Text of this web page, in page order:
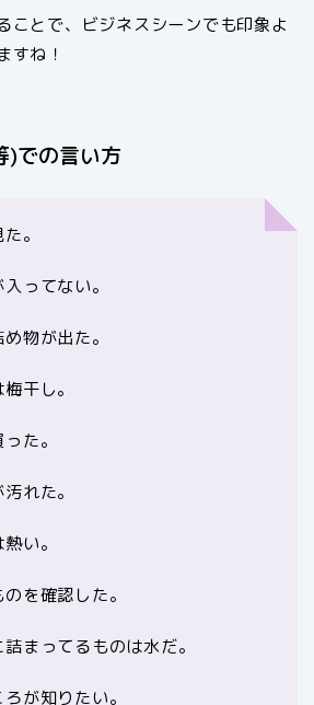
ことで、ビジネスシーンでも印象よ
すね！
)での言い方
。
ってない。
物が出た。
干し。
た。
れた。
い。
を確認した。
まってるものは水だ。
が知りたい。